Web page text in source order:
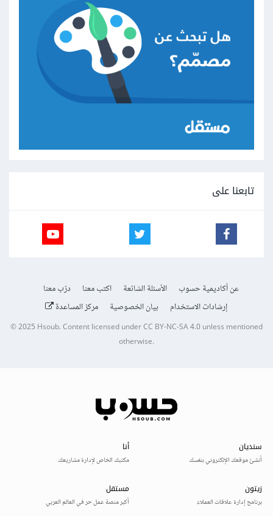
تابعنا على
عن أكاديمية حسوب الأسئلة الشائعة اكتب معنا
درّب معنا
إرشادات الاستخدام
بيان الخصوصية مركز المساعدة
© 2025Hsoub.Content licensed underCC BY-NC-SA 4.0unless mentioned
otherwise.